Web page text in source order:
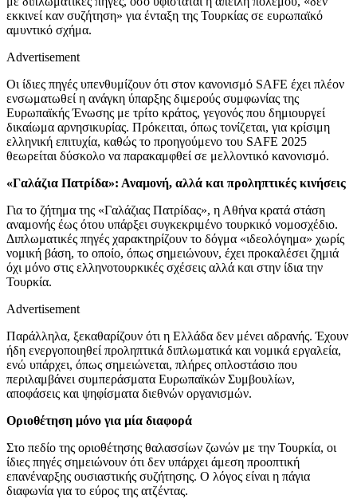
εκκινεί καν συζήτηση» για ένταξη της Τουρκίας σε ευρωπαϊκό
αμυντικό σχήμα.
Advertisement
Οι ίδιες πηγές υπενθυμίζουν ότι στον κανονισμό SAFE έχει πλέον
ενσωματωθεί η ανάγκη ύπαρξης διμερούς συμφωνίας της
Ευρωπαϊκής Ένωσης με τρίτο κράτος, γεγονός που δημιουργεί
δικαίωμα αρνησικυρίας. Πρόκειται, όπως τονίζεται, για κρίσιμη
ελληνική επιτυχία, καθώς το προηγούμενο του SAFE 2025
θεωρείται δύσκολο να παρακαμφθεί σε μελλοντικό κανονισμό.
«Γαλάζια Πατρίδα»: Αναμονή, αλλά και προληπτικές κινήσεις
Για το ζήτημα της «Γαλάζιας Πατρίδας», η Αθήνα κρατά στάση
αναμονής έως ότου υπάρξει συγκεκριμένο τουρκικό νομοσχέδιο.
Διπλωματικές πηγές χαρακτηρίζουν το δόγμα «ιδεολόγημα» χωρίς
νομική βάση, το οποίο, όπως σημειώνουν, έχει προκαλέσει ζημιά
όχι μόνο στις ελληνοτουρκικές σχέσεις αλλά και στην ίδια την
Τουρκία.
Advertisement
Παράλληλα, ξεκαθαρίζουν ότι η Ελλάδα δεν μένει αδρανής. Έχουν
ήδη ενεργοποιηθεί προληπτικά διπλωματικά και νομικά εργαλεία,
ενώ υπάρχει, όπως σημειώνεται, πλήρες οπλοστάσιο που
περιλαμβάνει συμπεράσματα Ευρωπαϊκών Συμβουλίων,
αποφάσεις και ψηφίσματα διεθνών οργανισμών.
Οριοθέτηση μόνο για μία διαφορά
Στο πεδίο της οριοθέτησης θαλασσίων ζωνών με την Τουρκία, οι
ίδιες πηγές σημειώνουν ότι δεν υπάρχει άμεση προοπτική
επανέναρξης ουσιαστικής συζήτησης. Ο λόγος είναι η πάγια
διαφωνία για το εύρος της ατζέντας.